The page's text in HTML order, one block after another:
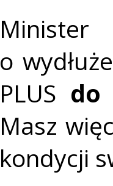
o
PLUS do
Masz
kondycji